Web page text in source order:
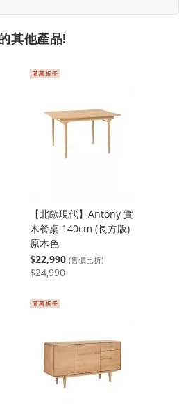
其他產品!
【北歐現代】Antony 實
木餐桌 140cm (長方版)
原木色
$22,990 (售價已折)
$24,990